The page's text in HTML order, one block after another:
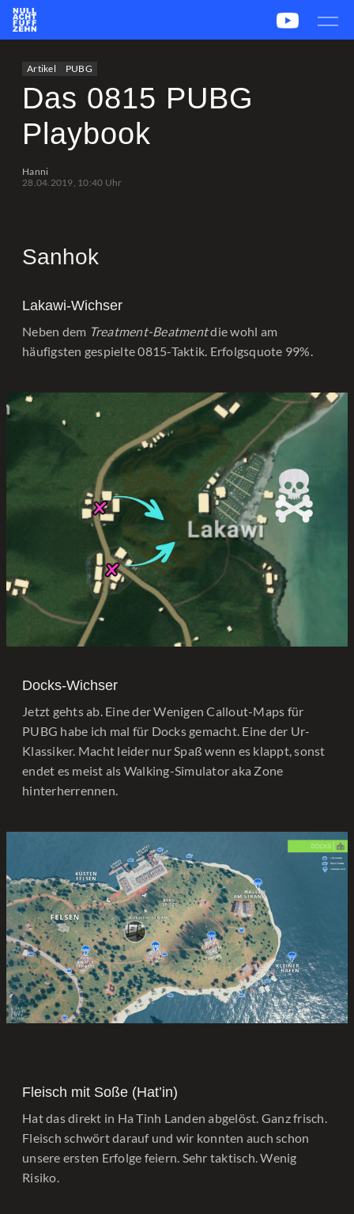
Artikel PUBG
Das 0815 PUBG
Playbook
Hanni
28.04.2019, 10:40 Uhr
Sanhok
Lakawi-Wichser
Neben dem Treatment-Beatmentdie wohl am
häufigsten gespielte 0815-Taktik. Erfolgsquote 99%.
Docks-Wichser
Jetzt gehts ab. Eine der Wenigen Callout-Maps für
PUBG habe ich mal für Docks gemacht. Eine der Ur-
Klassiker. Macht leider nur Spaß wenn es klappt, sonst
endet es meist als Walking-Simulator aka Zone
hinterherrennen.
Fleisch mit Soße (Hat’in)
Hat das direkt in Ha Tinh Landen abgelöst. Ganz frisch.
Fleisch schwört darauf und wir konnten auch schon
unsere ersten Erfolge feiern. Sehr taktisch. Wenig
Risiko.